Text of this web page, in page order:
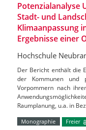
Potenzialanalyse
Stadt- und
Klimaanpassung
Ergebnisse einer
Hochschule
Der Bericht enthält die
der Kommunen und
Vorpommern nach
Raumplanung, u.a. in
Monographie Freier